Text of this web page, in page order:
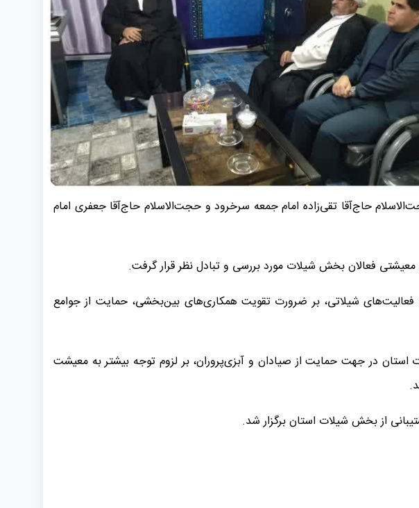
حاج‌آقا تقی‌زاده امام جمعه سرخرود و حجت‌الاسلام حاج‌آقا جعفری امام
فعالان بخش شیلات مورد بررسی و تبادل نظر قرار گرفت.
فعالیت‌های شیلاتی، بر ضرورت تقویت همکاری‌های بین‌بخشی، حمایت از جوامع
در جهت حمایت از صیادان و آبزی‌پروران، بر لزوم توجه بیشتر به معیشت
از بخش شیلات استان برگزار شد.